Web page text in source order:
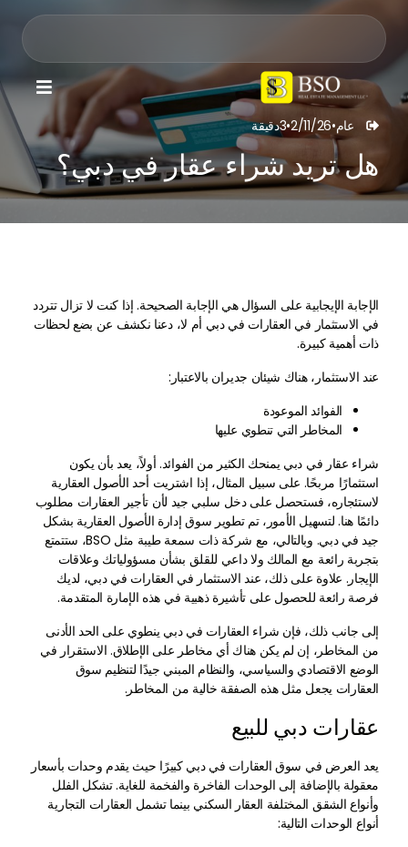

 عام•
2/11/26
•
3دقيقة
هل تريد شراء عقار في دبي؟
الإجابة الإيجابية على السؤال هي الإجابة الصحيحة. إذا كنت لا تزال تتردد
في الاستثمار في العقارات في دبي أم لا، دعنا نكشف عن بضع لحظات
ذات أهمية كبيرة.
عند الاستثمار، هناك شيئان جديران بالاعتبار:
الفوائد الموعودة
المخاطر التي تنطوي عليها
شراء عقار في دبي يمنحك الكثير من الفوائد. أولاً، يعد بأن يكون
استثمارًا مربحًا. على سبيل المثال، إذا اشتريت أحد الأصول العقارية
لاستئجاره، فستحصل على دخل سلبي جيد لأن تأجير العقارات مطلوب
دائمًا هنا. لتسهيل الأمور، تم تطوير سوق إدارة الأصول العقارية بشكل
جيد في دبي. وبالتالي، مع شركة ذات سمعة طيبة مثل BSO، ستتمتع
بتجربة رائعة مع المالك ولا داعي للقلق بشأن مسؤولياتك وعلاقات
الإيجار. علاوة على ذلك، عند الاستثمار في العقارات في دبي، لديك
فرصة رائعة للحصول على تأشيرة ذهبية في هذه الإمارة المتقدمة.
إلى جانب ذلك، فإن شراء العقارات في دبي ينطوي على الحد الأدنى
من المخاطر، إن لم يكن هناك أي مخاطر على الإطلاق. الاستقرار في
الوضع الاقتصادي والسياسي، والنظام المبني جيدًا لتنظيم سوق
العقارات يجعل مثل هذه الصفقة خالية من المخاطر.
عقارات دبي للبيع
يعد العرض في سوق العقارات في دبي كبيرًا حيث يقدم وحدات بأسعار
معقولة بالإضافة إلى الوحدات الفاخرة والفخمة للغاية. تشكل الفلل
وأنواع الشقق المختلفة العقار السكني بينما تشمل العقارات التجارية
أنواع الوحدات التالية: